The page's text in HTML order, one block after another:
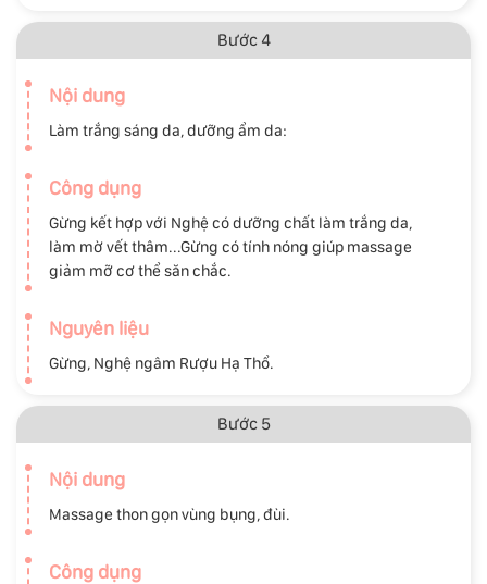
Bước 4
Nội dung
Làm trắng sáng da, dưỡng ẩm da:
Công dụng
Gừng kết hợp với Nghệ có dưỡng chất làm trắng da,
làm mờ vết thâm...Gừng có tính nóng giúp massage
giảm mỡ cơ thể săn chắc.
Nguyên liệu
Gừng, Nghệ ngâm Rượu Hạ Thổ.
Bước 5
Nội dung
Massage thon gọn vùng bụng, đùi.
Công dụng